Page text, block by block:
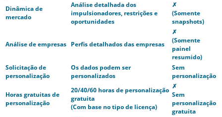
Dinâmica de
mercado
Análise detalhada dos
impulsionadores, restrições e
oportunidades
✗
(Somente
snapshots)
Análise de empresas Perfis detalhados das empresas
✗
(Somente
painel
resumido)
Solicitação de
personalização
Os dados podem ser
personalizados
Sem
personalização
Horas gratuitas de
personalização
20/40/60 horas de personalização
gratuita
(Com base no tipo de licença)
✗
Sem
personalização
gratuita